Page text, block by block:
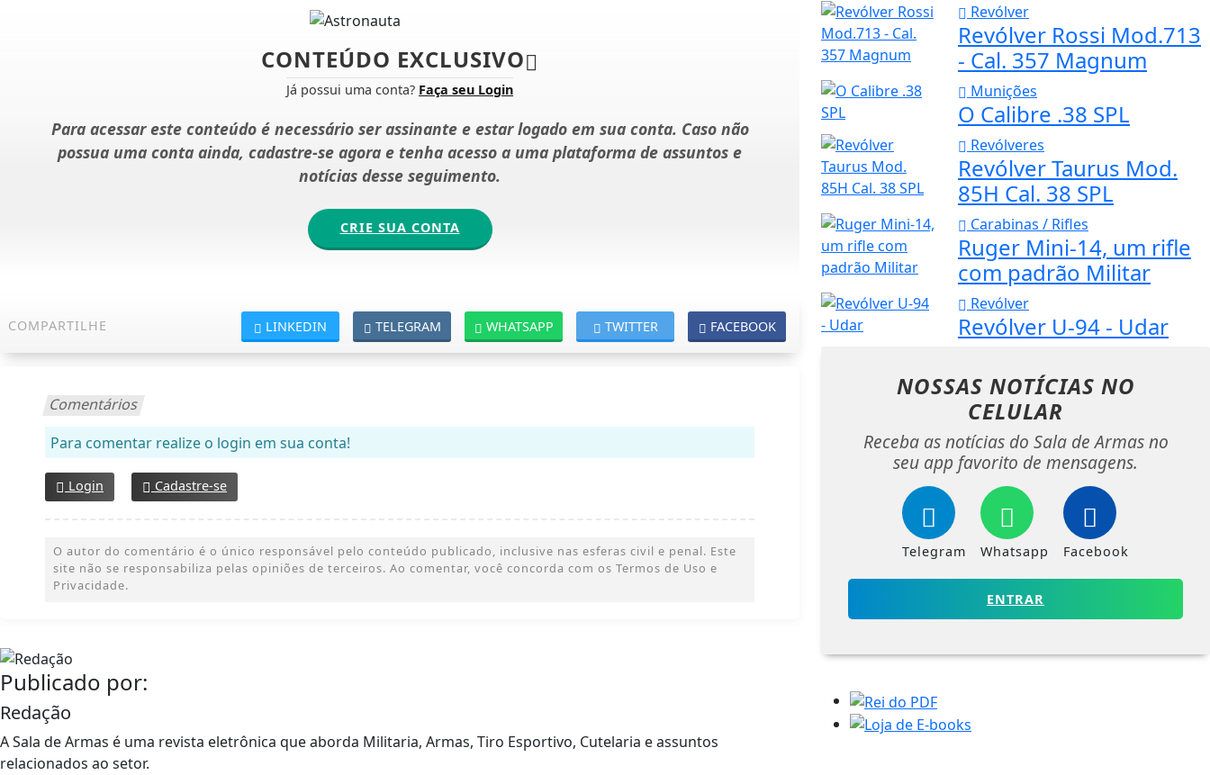
CONTEÚDO EXCLUSIVO
Já possui uma conta? Faça seu Login
Para acessar este conteúdo é necessário ser assinante e estar logado em sua conta. Caso não
possua uma conta ainda, cadastre-se agora e tenha acesso a uma plataforma de assuntos e
notícias desse seguimento.
CRIE SUA CONTA
COMPARTILHE FACEBOOK
TWITTER
WHATSAPP
TELEGRAM
LINKEDIN
Comentários
Para comentar realize o login em sua conta!
Login Cadastre-se
O autor do comentário é o único responsável pelo conteúdo publicado, inclusive nas esferas civil e penal. Este
site não se responsabiliza pelas opiniões de terceiros. Ao comentar, você concorda com os Termos de Uso e
Privacidade.
Publicado por:
Redação
A Sala de Armas é uma revista eletrônica que aborda Militaria, Armas, Tiro Esportivo, Cutelaria e assuntos
relacionados ao setor.
Revólver
Revólver Rossi Mod.713
- Cal. 357 Magnum
Munições
O Calibre .38 SPL
Revólveres
Revólver Taurus Mod.
85H Cal. 38 SPL
Carabinas / Rifles
Ruger Mini-14, um rifle
com padrão Militar
Revólver
Revólver U-94 - Udar
NOSSAS NOTÍCIAS NO
CELULAR
Receba as notícias do Sala de Armas no
seu app favorito de mensagens.
Telegram Whatsapp Facebook
ENTRAR